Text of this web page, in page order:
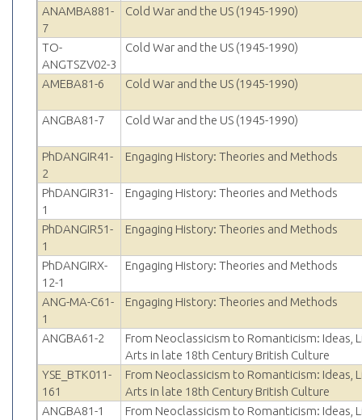
ANAMBA881-
7
Cold War and the US (1945-1990)
TO-
ANGTSZV02-3
Cold War and the US (1945-1990)
AMEBA81-6 Cold War and the US (1945-1990)
ANGBA81-7 Cold War and the US (1945-1990)
PhDANGIR41-
2
Engaging History: Theories and Methods
PhDANGIR31-
1
Engaging History: Theories and Methods
PhDANGIR51-
1
Engaging History: Theories and Methods
PhDANGIRX-
12-1
Engaging History: Theories and Methods
ANG-MA-C61-
1
Engaging History: Theories and Methods
ANGBA61-2
From Neoclassicism to Romanticism: Ideas,
Arts in late 18th Century British Culture
YSE_BTK011-
161
From Neoclassicism to Romanticism: Ideas,
Arts in late 18th Century British Culture
ANGBA81-1
From Neoclassicism to Romanticism: Ideas,